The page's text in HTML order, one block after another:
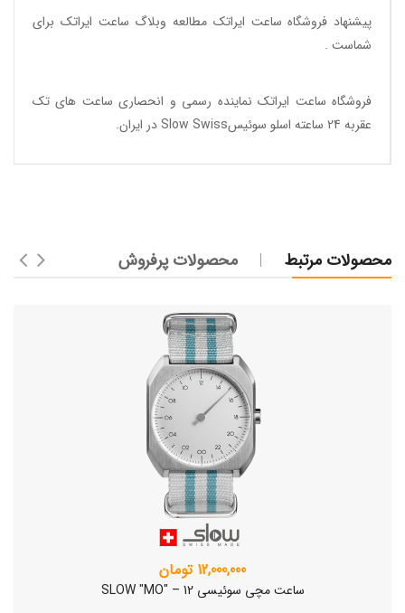
پیشنهاد فروشگاه ساعت ایراتک مطالعه وبلاگ ساعت ایراتک برای
شماست .
فروشگاه ساعت ایراتک نماینده رسمی و انحصاری ساعت های تک
عقربه 24 ساعته اسلو سوئیسSlow Swiss در ایران
.
محصولات مرتبط محصولات پرفروش
12,000,000 تومان
ساعت مچی سوئیسی SLOW "MO" – 12